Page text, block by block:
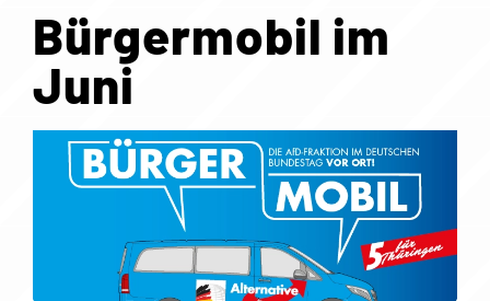
VERANSTALTUNGEN
PRESSE
STELLENPORTAL
Bürgermobil im
Juni